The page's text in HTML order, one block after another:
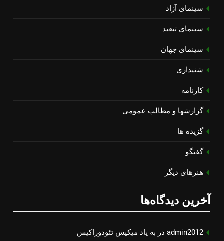
سینمای آزاد
سینمای تبعید
سینمای جهان
شنیداری
کارنامه
گزارشها و مطالب عمومی
گزیده ها
گفتگو
هنرهای دیگر
آخرین دیدگاه‌ها
admin2012 در به یاد میكیس تئودوراكیس